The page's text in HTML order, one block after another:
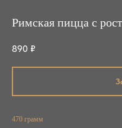
Римская пицца с
890 ₽
470 грамм